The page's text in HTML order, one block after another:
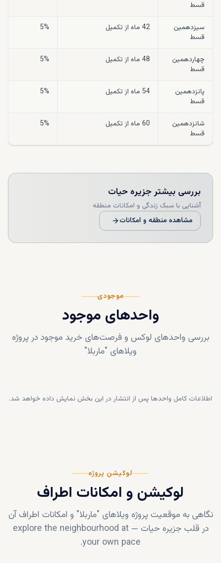
قسط
سیزدهمین
قسط
42 ماه از تکمیل 5%
چهاردهمین
قسط
48 ماه از تکمیل 5%
پانزدهمین
قسط
54 ماه از تکمیل 5%
شانزدهمین
قسط
60 ماه از تکمیل 5%
بررسی بیشترجزیره حیات
آشنایی با سبک زندگی و امکانات منطقه
مشاهده منطقه و امکانات
موجودی
واحدهای موجود
بررسی واحدهای لوکس و فرصت‌های خرید موجود در پروژه
ویلاهای "ماربلا"
اطلاعات کامل واحدها پس از انتشار در این بخش نمایش داده خواهد شد.
لوکیشن پروژه
لوکیشن و امکانات اطراف
نگاهی به موقعیت پروژه ویلاهای "ماربلا" و امکانات اطراف آن
در قلب جزیره حیات —
explore the neighbourhood at
your own pace.